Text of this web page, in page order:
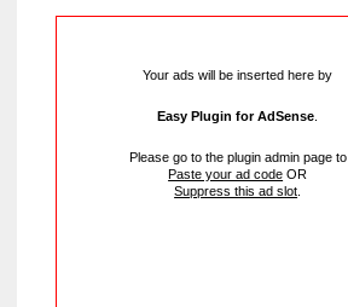
Your ads will be inserted here by
Easy Plugin for AdSense
Please go to the plugin admin page to
Paste your ad code OR
Suppress this ad slot